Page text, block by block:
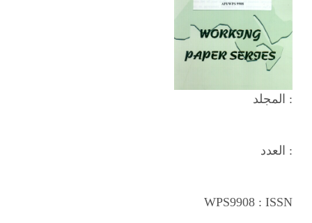
المجلد :
العدد :
WPS9908: ISSN